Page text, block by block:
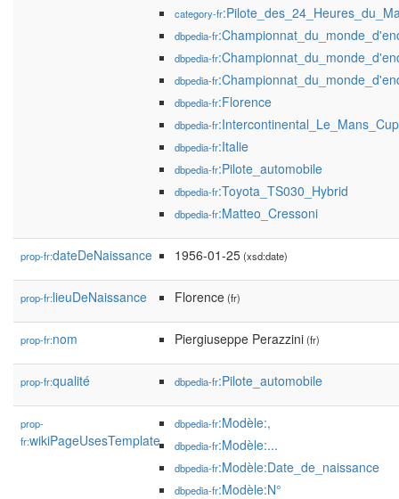
category-fr
dbpedia-fr
dbpedia-fr
dbpedia-fr
dbpedia-fr:Florence
dbpedia-fr:Intercontinental_Le_Mans_Cup
dbpedia-fr:Italie
dbpedia-fr:Pilote_automobile
dbpedia-fr:Toyota_TS030_Hybrid
dbpedia-fr:Matteo_Cressoni
prop-fr:dateDeNaissance 1956-01-25(xsd:date)
prop-fr:lieuDeNaissance Florence(fr)
prop-fr:nom Piergiuseppe Perazzini(fr)
prop-fr:qualité dbpedia-fr:Pilote_automobile
prop-
fr:wikiPageUsesTemplate
dbpedia-fr:Modèle:,
dbpedia-fr:Modèle:...
dbpedia-fr:Modèle:Date_de_naissance
dbpedia-fr:Modèle:N°